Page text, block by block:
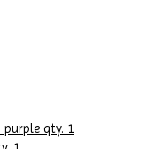
purple qty. 1